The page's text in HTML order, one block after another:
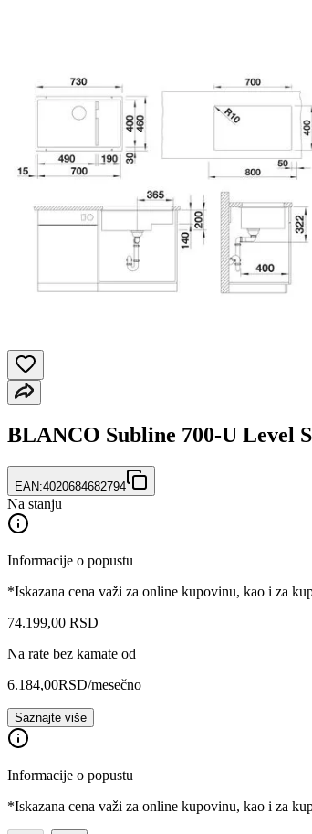
BLANCO Subline 700-U Level
EAN:4020684682794
Na stanju
Informacije o popustu
*Iskazana cena važi za online kupovinu, kao i za
74.199,00 RSD
Na rate bez kamate od
6.184,00RSD/mesečno
Saznajte više
Informacije o popustu
*Iskazana cena važi za online kupovinu, kao i za